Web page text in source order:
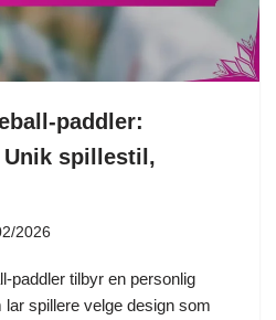
paddler:
Unik spillestil,
2026
paddler tilbyr en personlig
spillere velge design som